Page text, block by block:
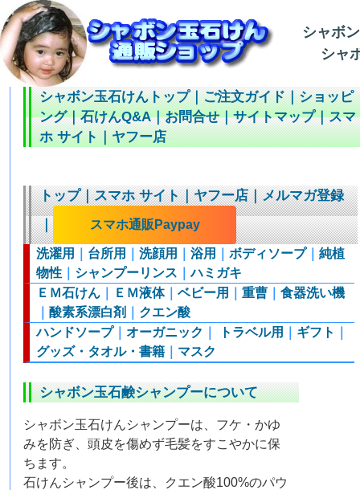
シャボ
シャ
シャボン玉石けんトップ｜ご注文ガイド｜ショッピ
ング｜石けんQ&A｜お問合せ｜サイトマップ｜スマ
ホ サイト｜ヤフー店
トップ｜スマホ サイト｜ヤフー店｜メルマガ登録
｜
スマホ通販Paypay
洗濯用 台所用 ｜洗顔用 ｜浴用 ｜ボディソープ｜純植
物性
シャンプーリンス ｜ハミガキ
ＥＭ石けん
ＥＭ液体｜ベビー用 ｜重曹 ｜食器洗い機
｜酸素系漂白剤
クエン酸
ハンドソープ｜オーガニック トラベル用 ギフト
グッズ・タオル・書籍
マスク
シャボン玉石鹸シャンプーについて
シャボン玉石けんシャンプーは、フケ・かゆ
みを防ぎ、頭皮を傷めず毛髪をすこやかに保
ちます。
石けんシャンプー後は、クエン酸100%のパウ